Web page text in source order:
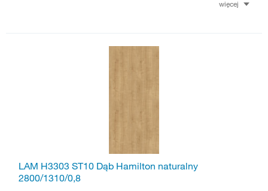
więcej
LAM H3303 ST10 Dąb Hamilton naturalny
2800/1310/0,8